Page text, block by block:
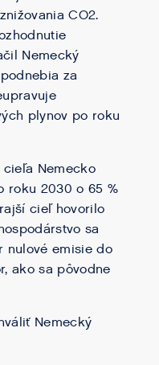
CO2.
Nemecký
za
plynov po roku
cieľa Nemecko
roku 2030 o 65 %
cieľ hovorilo
sa
nulové emisie do
ako sa pôvodne
Nemecký